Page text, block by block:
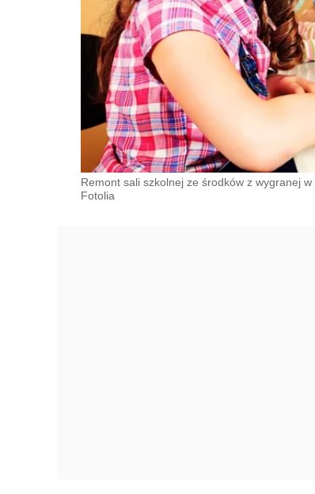
Remont sali szkolnej ze środków z wygranej
Fotolia